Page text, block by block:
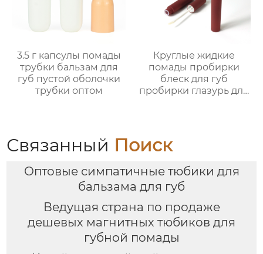
3.5 г капсулы помады
трубки бальзам для
губ пустой оболочки
трубки оптом
Круглые жидкие
помады пробирки
блеск для губ
пробирки глазурь для
Связанный Поиск
Оптовые симпатичные тюбики для
бальзама для губ
Ведущая страна по продаже
дешевых магнитных тюбиков для
губной помады